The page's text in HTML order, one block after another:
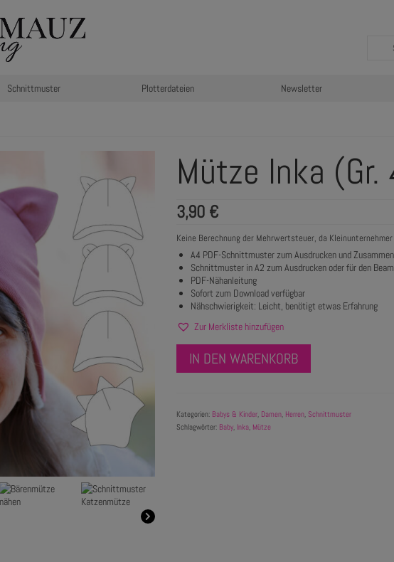
Schnittmuster Plotterdateien Newsletter
Mütze Inka
3,90 €
Keine Berechnung der Mehrwertsteuer, da
A4 PDF-Schnittmuster zum Ausdrucken und
Schnittmuster in A2 zum Ausdrucken oder für den
PDF-Nähanleitung
Sofort zum Download verfügbar
Nähschwierigkeit: Leicht, benötigt etwas Erfahrung
Zur Merkliste hinzufügen
IN DEN WARENKORB
Kategorien: Babys & Kinder, Damen, Herren, Schnittmuster
Schlagwörter: Baby, Inka, Mütze